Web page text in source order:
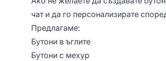
чат и да го персонализирате
Предлагаме:
Бутони в ъглите
Бутони с мехур